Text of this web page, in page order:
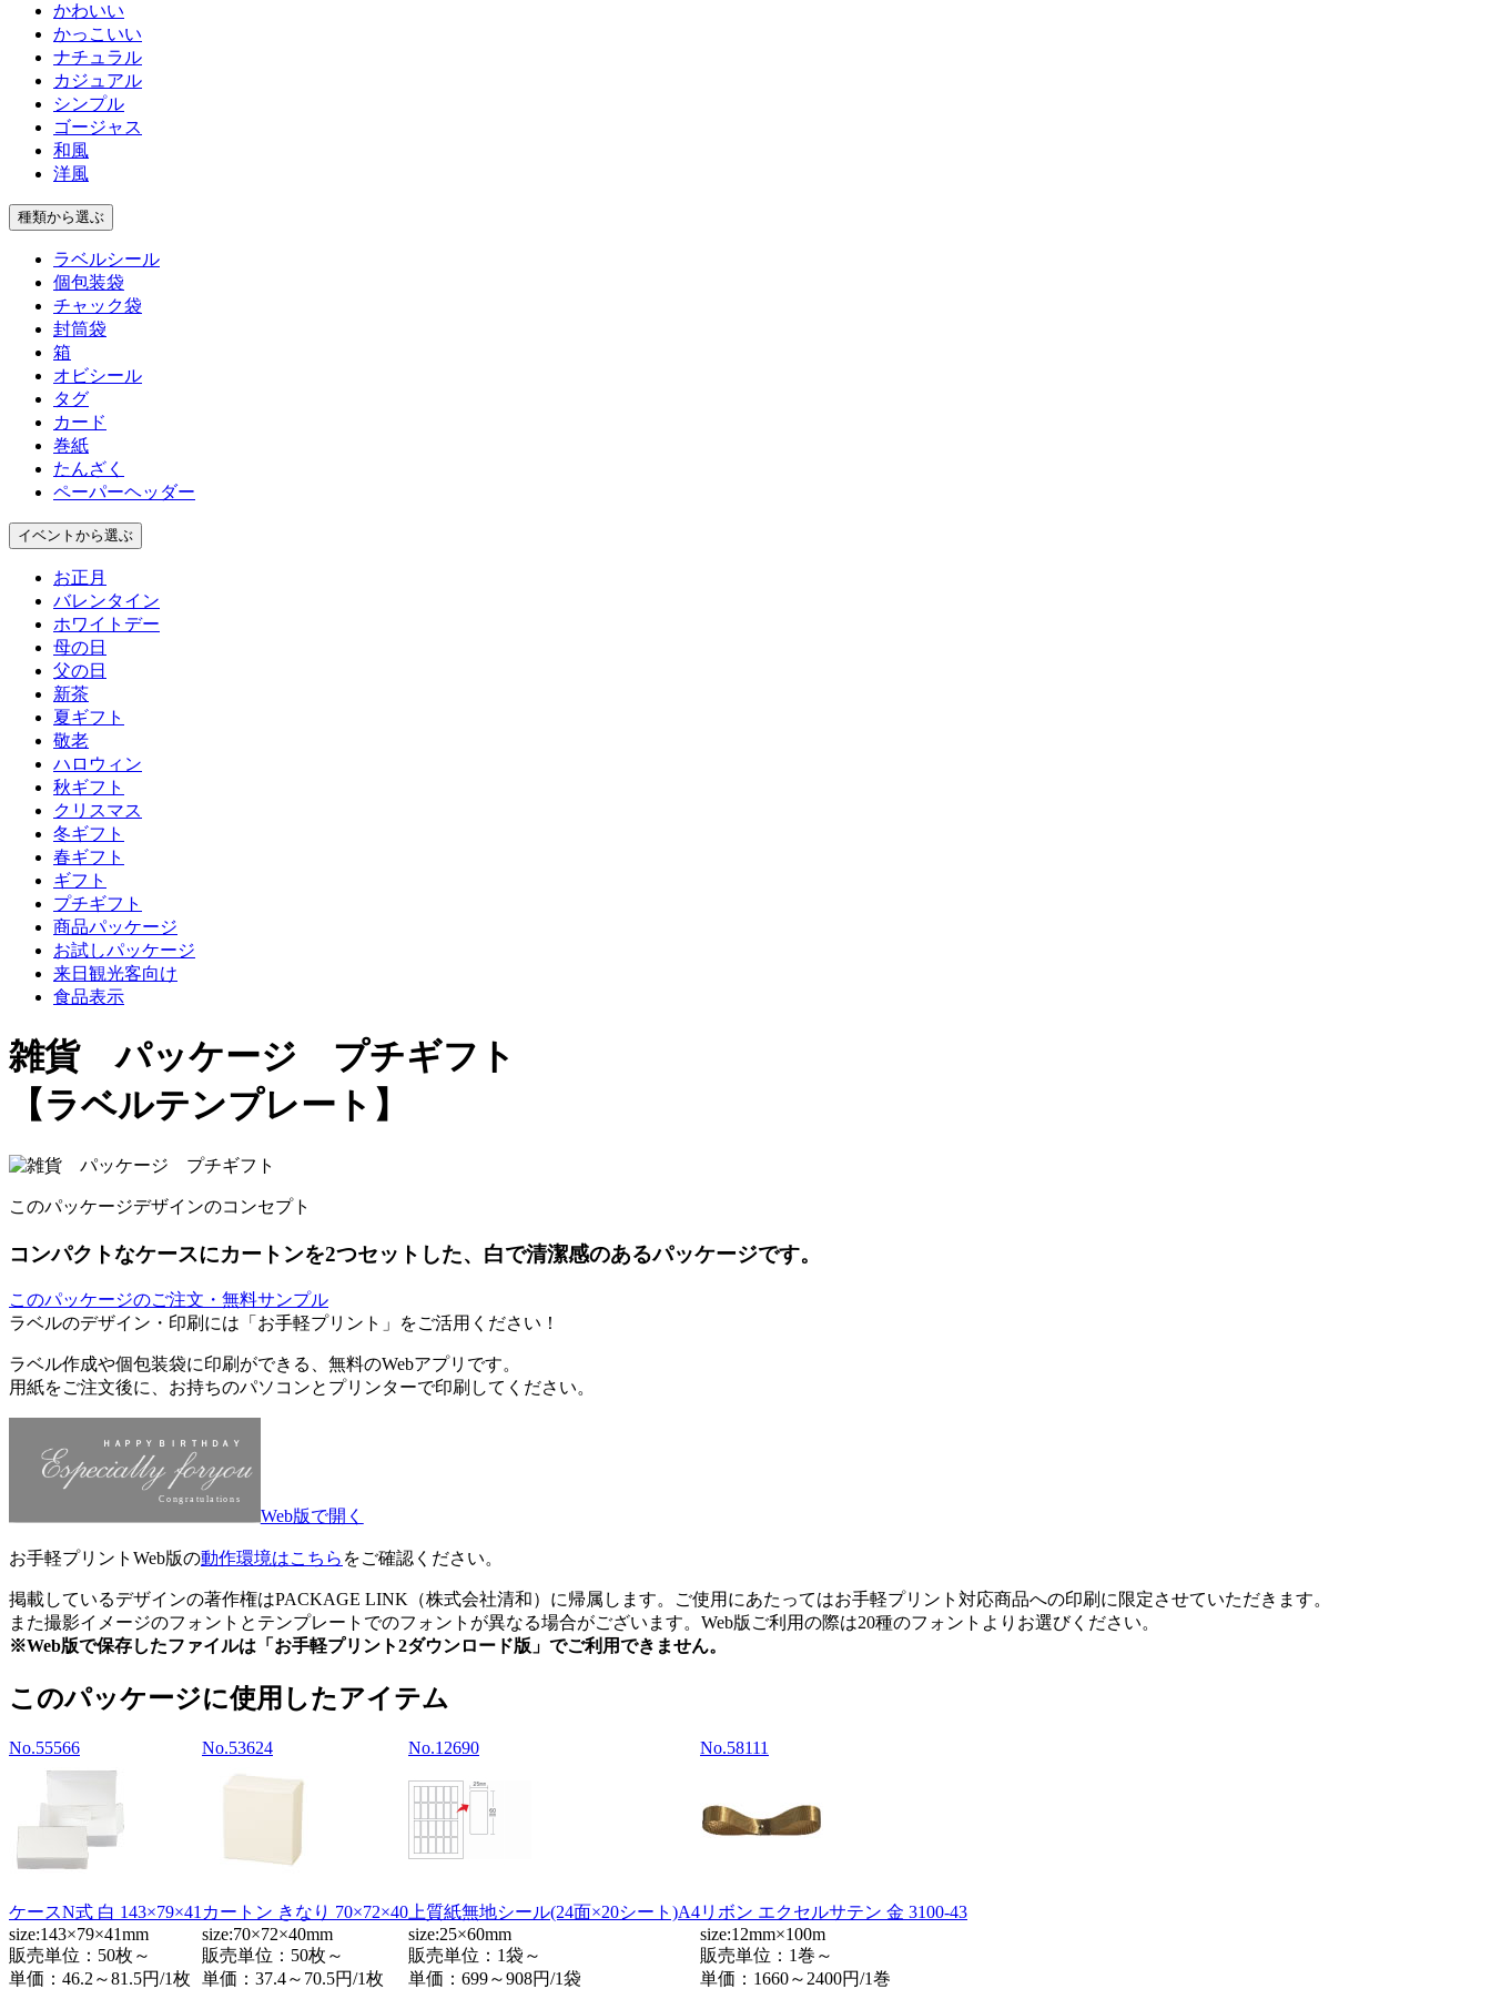
かわいい
かっこいい
ナチュラル
カジュアル
シンプル
ゴージャス
和風
洋風
種類から選ぶ
ラベルシール
個包装袋
チャック袋
封筒袋
箱
オビシール
タグ
カード
巻紙
たんざく
ペーパーヘッダー
イベント から選ぶ
お正月
バレンタイン
ホワイトデー
母の日
父の日
新茶
夏ギフト
敬老
ハロウィン
秋ギフト
クリスマス
冬ギフト
春ギフト
ギフト
プチギフト
商品パッケージ
お試しパッケージ
来日観光客向け
食品表示
雑貨 パッケージ プチギフト
【ラベルテンプレート】
このパッケージデザインのコンセプト
コンパクトなケースにカートンを2つセットした、白で清潔感のあるパッケージです。
このパッケージのご注文・無料サンプル
ラベルのデザイン・印刷には「お手軽プリント」をご活用ください！
ラベル作成や個包装袋に印刷ができる、無料のWebアプリです。
用紙をご注文後に、お持ちのパソコンとプリンターで印刷してください。
Web版で開く
お手軽プリントWeb版の動作環境はこちら をご確認ください。
掲載しているデザインの著作権はPACKAGE LINK（株式会社清和）に帰属します。ご使用にあたってはお手軽プリント対応商品への印刷に限定させていただきます。
また撮影イメージのフォントとテンプレートでのフォントが異なる場合がございます。Web版ご利用の際は20種のフォントよりお選びください。
※Web版で保存したファイルは「お手軽プリント2ダウンロード版」でご利用できません。
このパッケージに使用したアイテム
No.55566
ケースN式 白 143×79×41
size:143×79×41mm
販売単位：50枚～
単価： 46.2～81.5円/1枚
No.53624
カートン きなり 70×72×40
size:70×72×40mm
販売単位：50枚～
単価： 37.4～70.5円/1枚
No.12690
上質紙無地シール(24面×20シート)A4
size:25×60mm
販売単位：1袋～
単価： 699～908円/1袋
No.58111
リボン エクセルサテン 金 3100-43
size:12mm×100m
販売単位：1巻～
単価： 1660～2400円/1巻